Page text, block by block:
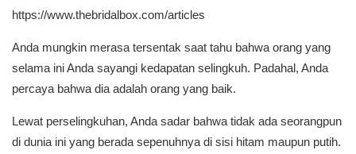
https://www.thebridalbox.com/articles
Anda mungkin merasa tersentak saat tahu bahwa orang yang
selama ini Anda sayangi kedapatan selingkuh. Padahal, Anda
percaya bahwa dia adalah orang yang baik.
Lewat perselingkuhan, Anda sadar bahwa tidak ada seorangpun
di dunia ini yang berada sepenuhnya di sisi hitam maupun putih.